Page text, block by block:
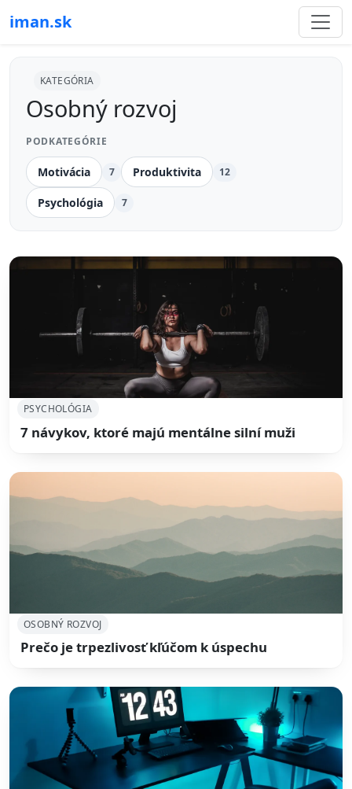
iman.sk
KATEGÓRIA
Osobný rozvoj
PODKATEGÓRIE
Motivácia 7 Produktivita 12
Psychológia 7
PSYCHOLÓGIA
7 návykov, ktoré majú mentálne silní muži
OSOBNÝ ROZVOJ
Prečo je trpezlivosť kľúčom k úspechu